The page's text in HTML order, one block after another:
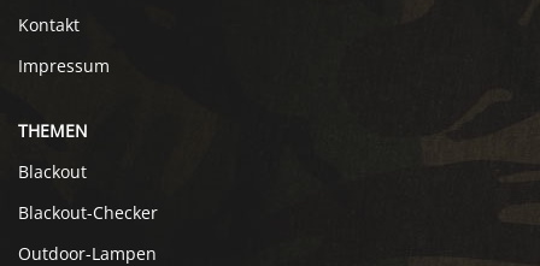
Kontakt
Impressum
THEMEN
Blackout
Blackout-Checker
Outdoor-Lampen